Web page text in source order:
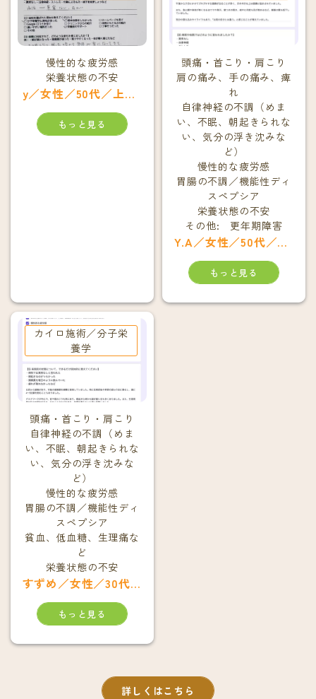
慢性的な疲労感
栄養状態の不安
y／女性／50代／上京区在住
もっと見る
頭痛・首こり・肩こり
肩の痛み、手の痛み、痺
れ
自律神経の不調（めま
い、不眠、朝起きられな
い、気分の浮き沈みな
ど）
慢性的な疲労感
胃腸の不調／機能性ディ
スペプシア
栄養状態の不安
その他: 更年期障害
Y.A／女性／50代／大津市
もっと見る
カイロ施術／分子栄
養学
頭痛・首こり・肩こり
自律神経の不調（めま
い、不眠、朝起きられな
い、気分の浮き沈みな
ど）
慢性的な疲労感
胃腸の不調／機能性ディ
スペプシア
貧血、低血糖、生理痛な
ど
栄養状態の不安
すずめ／女性／30代／京都市中京区在住
もっと見る
詳しくはこちら